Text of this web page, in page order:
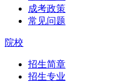
成考政策
常见问题
院校
招生简章
招生专业